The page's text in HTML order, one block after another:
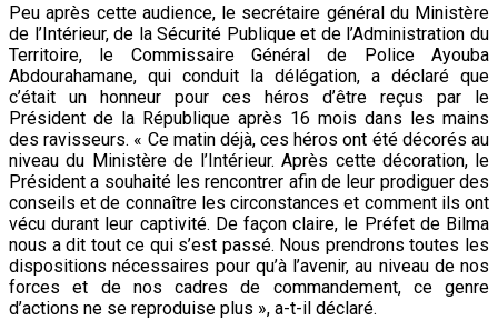
Peu après cette audience, le secrétaire général du Ministère
de l’Intérieur, de la Sécurité Publique et de l’Administration du
Territoire, le Commissaire Général de Police Ayouba
Abdourahamane, qui conduit la délégation, a déclaré que
c’était un honneur pour ces héros d’être reçus par le
Président de la République après 16 mois dans les mains
des ravisseurs. « Ce matin déjà, ces héros ont été décorés au
niveau du Ministère de l’Intérieur. Après cette décoration, le
Président a souhaité les rencontrer afin de leur prodiguer des
conseils et de connaître les circonstances et comment ils ont
vécu durant leur captivité. De façon claire, le Préfet de Bilma
nous a dit tout ce qui s’est passé. Nous prendrons toutes les
dispositions nécessaires pour qu’à l’avenir, au niveau de nos
forces et de nos cadres de commandement, ce genre
d’actions ne se reproduise plus », a-t-il déclaré.